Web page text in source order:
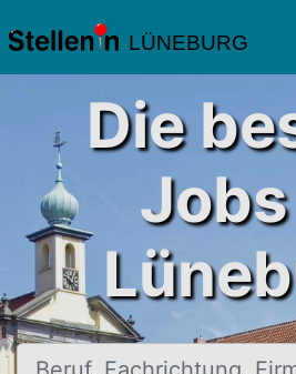
LÜNEBURG
Die
Beruf, Fachrichtung, Firma